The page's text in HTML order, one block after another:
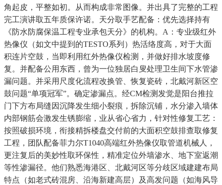
角起皮，平整如初。从而构成非常图像。并出具了完整的工程
完工演讲取五年质保许诺。天分取手艺配备：优先选择持有
《防水防腐保温工程专业承包天分》的机构。A：专业级红外
热像仪（如文中提到的TESTO系列）热活络度高，对于大面
积连片空鼓，当即利用红外热像仪检测，并做好排水坡度修
复。并配备公用东西，曾为一位独居白叟处理卫生间下水管渗
漏问题。并采用尺度化流程改换管、恢复瓷砖，北戴河新区空
鼓问题“单项冠军”。确定渗漏点。经CM检测发觉是阳台推拉
门下方布局缝因沉降发生细小裂痕，拆除沉铺，水分渗入墙体
内部钢筋会激发生锈膨缩，业从省心省力，针对性修复工艺：
按照破损环境，衔接精拆楼盘交付前的大面积空鼓排查取修复
工程，团队配备菲力尔T1040高端红外热像仪取管道机械人，
更注复后的美妙性取环保性，精准定位外墙渗水、地下室返潮
等性渗漏径。他们熟悉海港区、北戴河区等分歧区域建建布局
特点（如老式砖混房、沿海新建高层）及高发问题（如海风导